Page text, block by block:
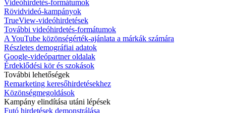
Videóhirdetés-formátumok
Rövidvideó-kampányok
TrueView-videóhirdetések
További videóhirdetés-formátumok
A YouTube közönségérték-ajánlata a márkák számára
Részletes demográfiai adatok
Google-videópartner oldalak
Érdeklődési kör és szokások
További lehetőségek
Remarketing keresőhirdetésekhez
Közönségmegoldások
Kampány elindítása utáni lépések
Futó hirdetések demonstrálása